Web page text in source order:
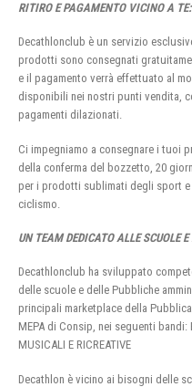
RITIRO E PAGAMENTO VICINO A TE:
Decathlonclub è un servizio
prodotti sono consegnati
e il pagamento verrà effettuato al
disponibili nei nostri punti vendita,
pagamenti dilazionati.
Ci impegniamo a consegnare i tuoi
della conferma del bozzetto, 20
per i prodotti sublimati degli sport
ciclismo.
UN TEAM DEDICATO ALLE SCUOLE E
Decathlonclub ha sviluppato
delle scuole e delle Pubbliche
principali marketplace della
MEPA di Consip, nei seguenti bandi:
MUSICALI E RICREATIVE
Decathlon è vicino ai bisogni delle